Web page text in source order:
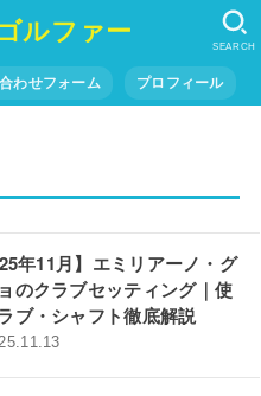
ルファー
わせフォーム プロフィール
SEARCH
年11月】エミリアーノ・グ
のクラブセッティング｜使
ブ・シャフト徹底解説